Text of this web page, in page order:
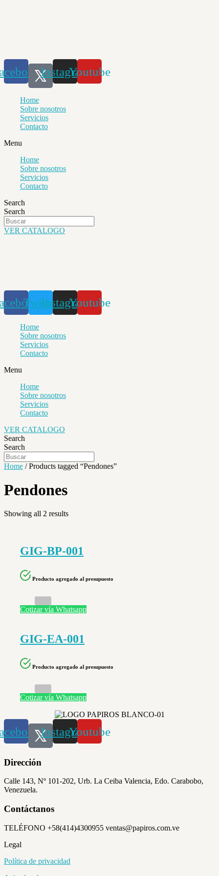
InstagramYoutube
Home
Sobre nosotros
Servicios
Contacto
Menu
Home
Sobre nosotros
Servicios
Contacto
Search
Search
VER CATALOGO
TwitterInstagramYoutube
Home
Sobre nosotros
Servicios
Contacto
Menu
Home
Sobre nosotros
Servicios
Contacto
VER CATALOGO
Search
Search
Home / Products tagged “Pendones”
Pendones
Showing all 2 results
GIG-BP-001
Producto agregado al presupuesto
Cotizar vía Whatsapp
GIG-EA-001
Producto agregado al presupuesto
Cotizar vía Whatsapp
InstagramYoutube
Dirección
Calle 143, Nº 101-202, Urb. La Ceiba Valencia, Edo. Carabobo,
Venezuela.
Contáctanos
TELÉFONO +58(414)4300955 ventas@papiros.com.ve
Legal
Política de privacidad